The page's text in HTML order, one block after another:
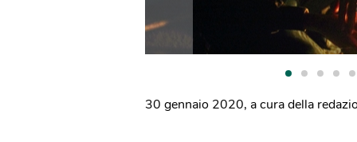
30 gennaio 2020, a cura della